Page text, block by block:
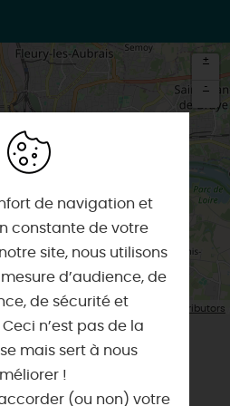
Itinéraire vers
ORLEANS
+
-
| Map data ©OpenStreetMap contributors
AUSSI
de navigation et
constante de votre
site, nous utilisons
d’audience, de
de sécurité et
n’est pas de la
mais sert à nous
!
(ou non) votre